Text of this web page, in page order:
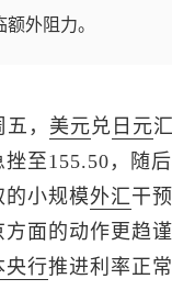
外阻力。
， 美元兑 日元
至155.50，随
小规模外汇干
面的动作更趋
央行推进利率正